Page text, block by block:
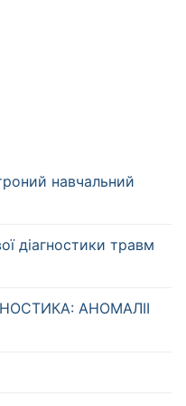
навчальний
діагностики травм
АНОМАЛІІ